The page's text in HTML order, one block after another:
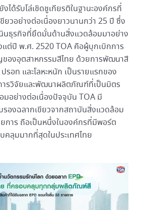
ได้รับโล่เชิดชูเกียรติในฐานะองค์กรที่
ยวอย่างต่อเนื่องยาวนานกว่า 25 ปี ซึ่ง
นธุรกิจที่ยึดมั่นด้านสิ่งแวดล้อมมาอย่าง
ต่ปี พ.ศ. 2520 TOA คือผู้บุกเบิกการ
องอุตสาหกรรมสีไทย ด้วยการพัฒนาสี
รอท และโลหะหนัก เป็นรายแรกของ
ารวิจัยและพัฒนาผลิตภัณฑ์ที่เป็นมิตร
มอย่างต่อเนื่องปัจจุบัน TOA มี
องฉลากเขียวจากสถาบันสิ่งแวดล้อม
การ ถือเป็นหนึ่งในองค์กรที่มีพอร์ต
ลุมมากที่สุดในประเทศไทย